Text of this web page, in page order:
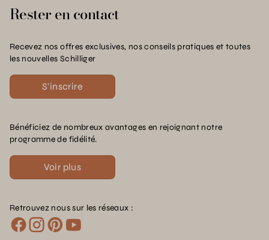
Rester en contact
Recevez nos offres exclusives, nos conseils pratiques et toutes
les nouvelles Schilliger
S'inscrire
Bénéficiez de nombreux avantages en rejoignant notre
programme de fidélité.
Voir plus
Retrouvez nous sur les réseaux :